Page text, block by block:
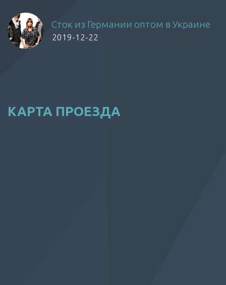
Сток из Германии оптом в Украине
2019-12-22
КАРТА ПРОЕЗДА